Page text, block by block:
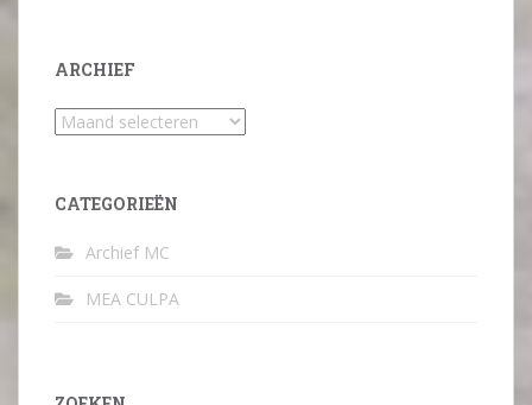
ARCHIEF
Archief
CATEGORIEËN
Archief MC
MEA CULPA